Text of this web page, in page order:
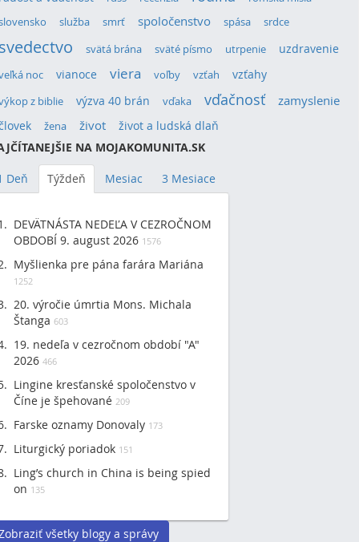
služba smrť spoločenstvo spása srdce
svätá brána sväté písmo utrpenie uzdravenie
noc vianoce viera voľby vzťah vzťahy
z biblie výzva 40 brán vďaka vďačnosť
zamyslenie
žena život
život a ludská dlaň
NA MOJAKOMUNITA.SK
Deň Týždeň Mesiac 3 Mesiace
DEVÄTNÁSTA NEDEĽA V CEZROČNOM
OBDOBÍ 9. august 2026 1576
Myšlienka pre pána farára Mariána
1252
20. výročie úmrtia Mons. Michala
Štanga 603
19. nedeľa v cezročnom období "A"
2026 466
Lingine kresťanské spoločenstvo v
Číne je špehované 209
Farske oznamy Donovaly 173
Liturgický poriadok 151
Ling’s church in China is being spied
on 135
všetky blogy a správy